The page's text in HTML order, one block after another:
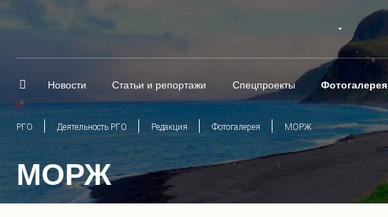
Новости Статьи и репортажи Спецпроекты Фотогалерея
РГО Деятельность РГО Редакция Фотогалерея МОРЖ
МОРЖ